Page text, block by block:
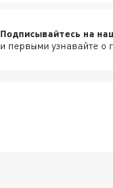
Подписывайтесь на
и первыми узнавайте о